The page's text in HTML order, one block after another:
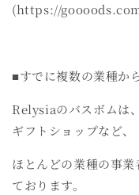
(https://
■すでに複数の業種か
Relysiaのバスボムは
ギフトショップなど、
ほとんどの業種の事
ております。